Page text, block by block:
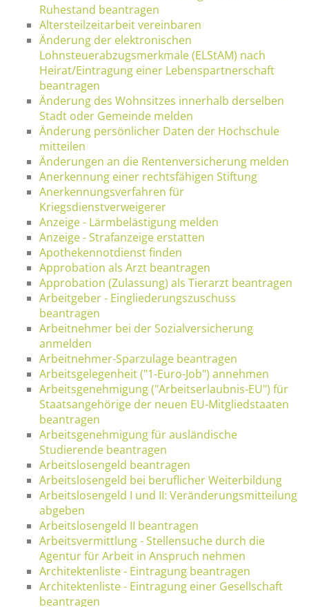
Ruhestand beantragen
Altersteilzeitarbeit vereinbaren
Änderung der elektronischen
Lohnsteuerabzugsmerkmale (ELStAM) nach
Heirat/Eintragung einer Lebenspartnerschaft
beantragen
Änderung des Wohnsitzes innerhalb derselben
Stadt oder Gemeinde melden
Änderung persönlicher Daten der Hochschule
mitteilen
Änderungen an die Rentenversicherung melden
Anerkennung einer rechtsfähigen Stiftung
Anerkennungsverfahren für
Kriegsdienstverweigerer
Anzeige - Lärmbelästigung melden
Anzeige - Strafanzeige erstatten
Apothekennotdienst finden
Approbation als Arzt beantragen
Approbation (Zulassung) als Tierarzt beantragen
Arbeitgeber - Eingliederungszuschuss
beantragen
Arbeitnehmer bei der Sozialversicherung
anmelden
Arbeitnehmer-Sparzulage beantragen
Arbeitsgelegenheit ("1-Euro-Job") annehmen
Arbeitsgenehmigung ("Arbeitserlaubnis-EU") für
Staatsangehörige der neuen EU-Mitgliedstaaten
beantragen
Arbeitsgenehmigung für ausländische
Studierende beantragen
Arbeitslosengeld beantragen
Arbeitslosengeld bei beruflicher Weiterbildung
Arbeitslosengeld I und II: Veränderungsmitteilung
abgeben
Arbeitslosengeld II beantragen
Arbeitsvermittlung - Stellensuche durch die
Agentur für Arbeit in Anspruch nehmen
Architektenliste - Eintragung beantragen
Architektenliste - Eintragung einer Gesellschaft
beantragen